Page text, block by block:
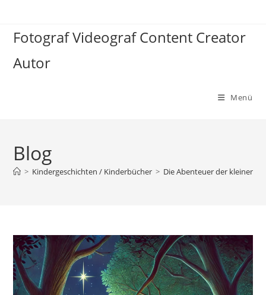
springen
Fotograf Videograf Content Creator
Autor
Menü
Blog
> Kindergeschichten / Kinderbücher > Die Abenteuer der kleinen